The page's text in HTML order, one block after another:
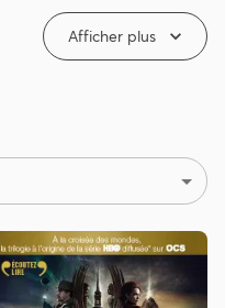
du Vieux Mari» de
prend le relais : sa mère
en Australie.
les magazines illustrés
émissions
imagination : le soir, il
à l'intention de son
Afficher plus